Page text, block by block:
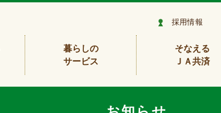
採用情報
暮らしの
サービス
そなえる
ＪＡ共済